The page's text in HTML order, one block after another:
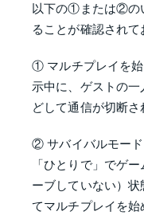
以下の①または②の
ることが確認されて
① マルチプレイを
示中に、ゲストの
どして通信が切断さ
② サバイバルモー
「ひとりで」でゲ
ーブしていない）
てマルチプレイを始